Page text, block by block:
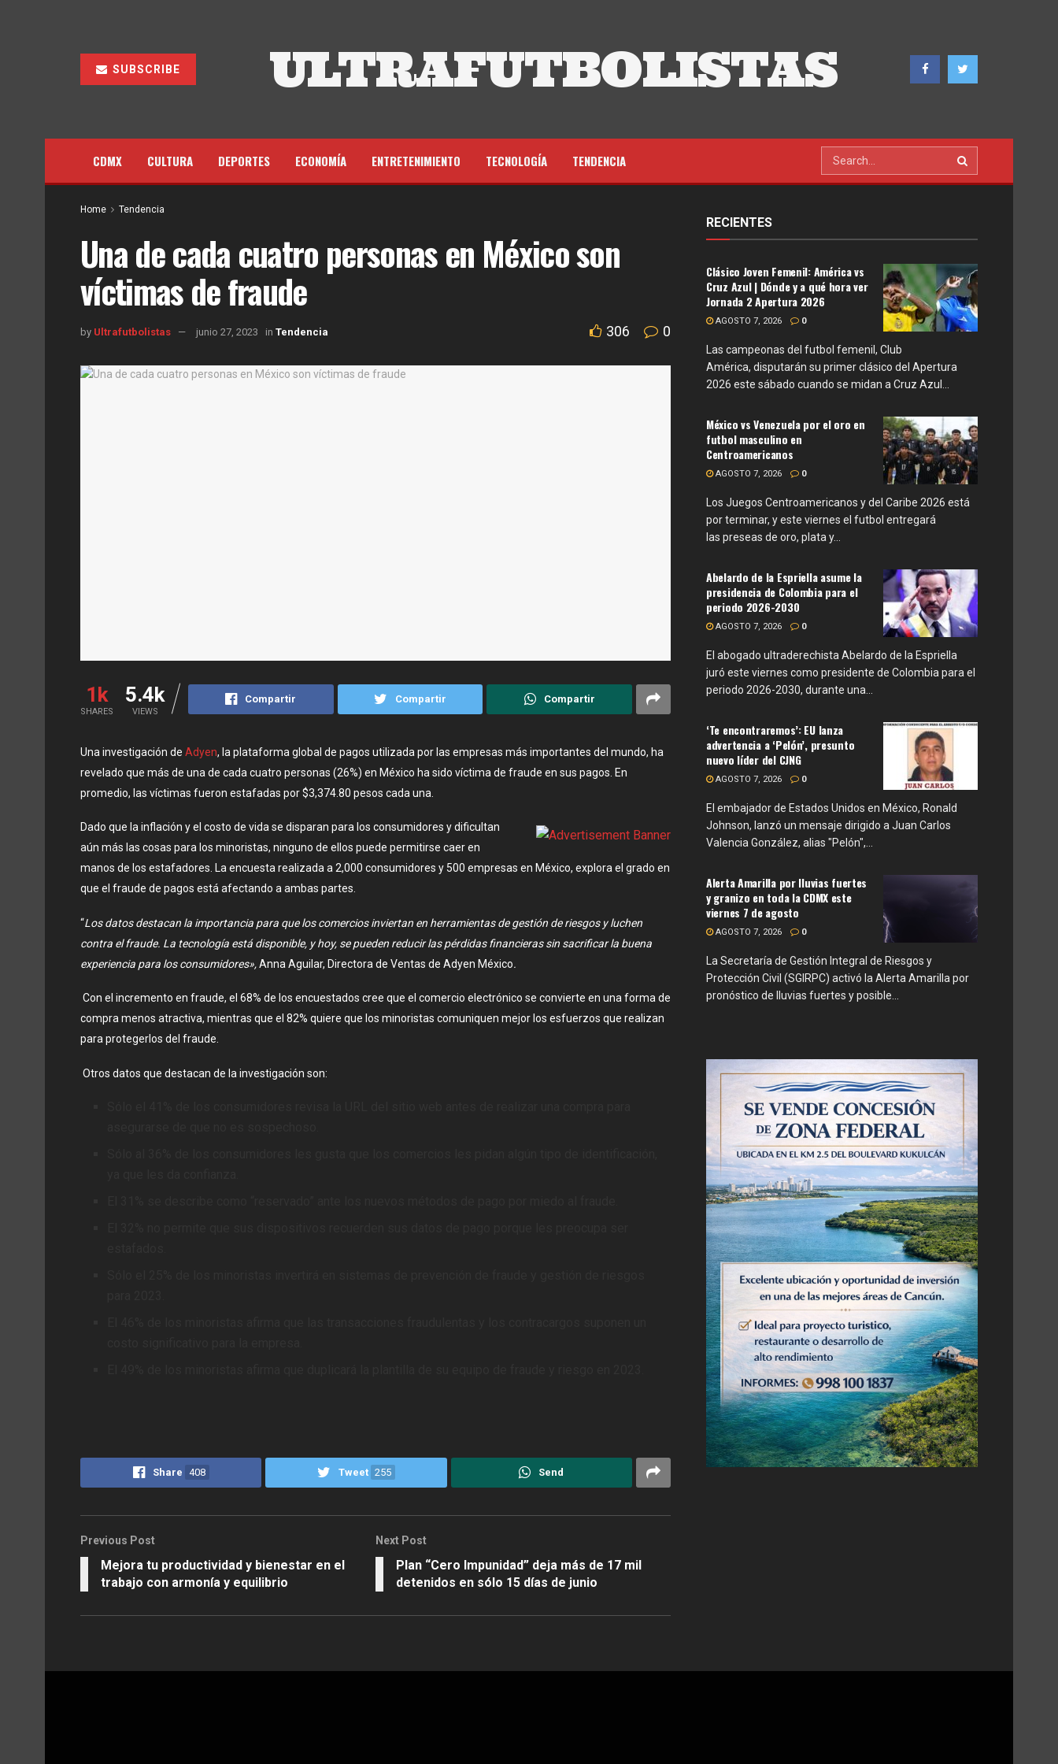
SUBSCRIBE ULTRAFUTBOLISTAS
CDMX CULTURA DEPORTES ECONOMÍA ENTRETENIMIENTO TECNOLOGÍA TENDENCIA
Home Tendencia
Una de cada cuatro personas en México son
víctimas de fraude
by Ultrafutbolistas junio 27, 2023 in Tendencia 306 0
1k
SHARES
5.4k
VIEWS
Compartir Compartir Compartir
Una investigación de Adyen, la plataforma global de pagos utilizada por las empresas más importantes del mundo, ha
revelado que más de una de cada cuatro personas (26%) en México ha sido víctima de fraude en sus pagos. En
promedio, las víctimas fueron estafadas por $3,374.80 pesos cada una.
Dado que la inflación y el costo de vida se disparan para los consumidores y dificultan
aún más las cosas para los minoristas, ninguno de ellos puede permitirse caer en
manos de los estafadores. La encuesta realizada a 2,000 consumidores y 500 empresas en México, explora el grado en
que el fraude de pagos está afectando a ambas partes.
“Los datos destacan la importancia para que los comercios inviertan en herramientas de gestión de riesgos y luchen
contra el fraude. La tecnología está disponible, y hoy, se pueden reducir las pérdidas financieras sin sacrificar la buena
experiencia para los consumidores»,Anna Aguilar, Directora de Ventas de Adyen México.
Con el incremento en fraude, el 68% de los encuestados cree que el comercio electrónico se convierte en una forma de
compra menos atractiva, mientras que el 82% quiere que los minoristas comuniquen mejor los esfuerzos que realizan
para protegerlos del fraude.
Otros datos que destacan de la investigación son:
Share 408 Tweet 255 Send
Previous Post
Mejora tu productividad y bienestar en el
trabajo con armonía y equilibrio
Next Post
Plan “Cero Impunidad” deja más de 17 mil
detenidos en sólo 15 días de junio
RECIENTES
Clásico Joven Femenil: América vs
Cruz Azul | Dónde y a qué hora ver
Jornada 2 Apertura 2026
AGOSTO 7, 2026 0
Las campeonas del futbol femenil, Club
América, disputarán su primer clásico del Apertura
2026 este sábado cuando se midan a Cruz Azul...
México vs Venezuela por el oro en
futbol masculino en
Centroamericanos
AGOSTO 7, 2026 0
Los Juegos Centroamericanos y del Caribe 2026 está
por terminar, y este viernes el futbol entregará
las preseas de oro, plata y...
Abelardo de la Espriella asume la
presidencia de Colombia para el
periodo 2026-2030
AGOSTO 7, 2026 0
El abogado ultraderechista Abelardo de la Espriella
juró este viernes como presidente de Colombia para el
periodo 2026-2030, durante una...
‘Te encontraremos’: EU lanza
advertencia a ‘Pelón’, presunto
nuevo líder del CJNG
AGOSTO 7, 2026 0
El embajador de Estados Unidos en México, Ronald
Johnson, lanzó un mensaje dirigido a Juan Carlos
Valencia González, alias "Pelón",...
Alerta Amarilla por lluvias fuertes
y granizo en toda la CDMX este
viernes 7 de agosto
AGOSTO 7, 2026 0
La Secretaría de Gestión Integral de Riesgos y
Protección Civil (SGIRPC) activó la Alerta Amarilla por
pronóstico de lluvias fuertes y posible...